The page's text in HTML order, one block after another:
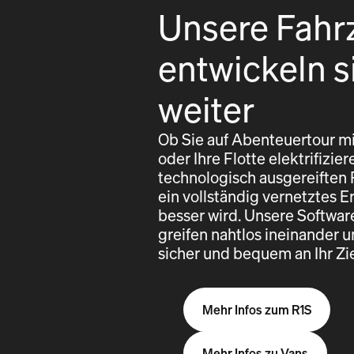
Unsere
entwickeln
weiter
Ob Sie auf Abenteuertour
oder Ihre Flotte
technologisch ausgereiften
ein vollständig vernetztes
besser wird. Unsere
greifen nahtlos ineinander
sicher und bequem an Ihr
Mehr Infos zum R1S